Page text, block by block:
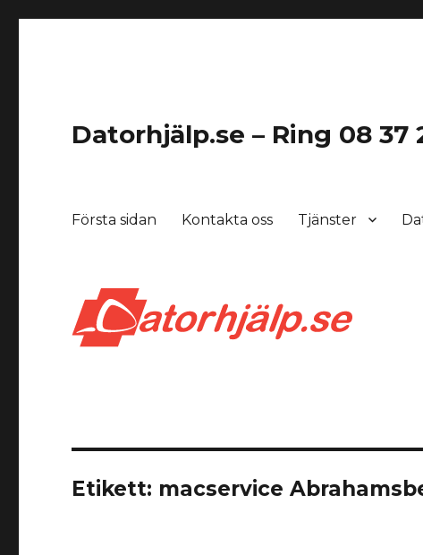
Datorhjälp.se – Ring 08 37
Första sidan Kontakta oss Tjänster
Etikett: macservice